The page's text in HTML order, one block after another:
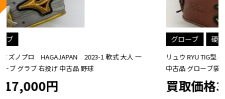
リュウ RYU TIG型 硬式 大人 一般 内野手用 グローブ グラブ 右投げ
中古品 グローブ袋付き 野球
買取価格31,000円